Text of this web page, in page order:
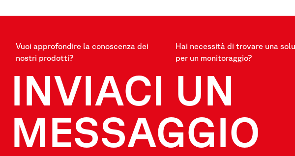
Vuoi approfondire la conoscenza dei
nostri prodotti?
Hai necessità di trovare una
per un monitoraggio?
INVIACI UN
MESSAGGIO